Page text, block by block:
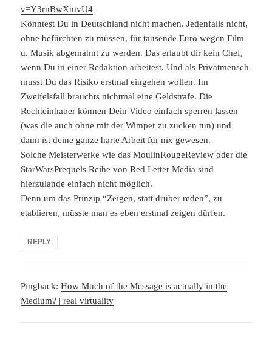
v=Y3rnBwXmvU4
Könntest Du in Deutschland nicht machen. Jedenfalls nicht,
ohne befürchten zu müssen, für tausende Euro wegen Film
u. Musik abgemahnt zu werden. Das erlaubt dir kein Chef,
wenn Du in einer Redaktion arbeitest. Und als Privatmensch
musst Du das Risiko erstmal eingehen wollen. Im
Zweifelsfall brauchts nichtmal eine Geldstrafe. Die
Rechteinhaber können Dein Video einfach sperren lassen
(was die auch ohne mit der Wimper zu zucken tun) und
dann ist deine ganze harte Arbeit für nix gewesen.
Solche Meisterwerke wie das MoulinRougeReview oder die
StarWarsPrequels Reihe von Red Letter Media sind
hierzulande einfach nicht möglich.
Denn um das Prinzip “Zeigen, statt drüber reden”, zu
etablieren, müsste man es eben erstmal zeigen dürfen.
REPLY
Pingback:How Much of the Message is actually in the
Medium? | real virtuality